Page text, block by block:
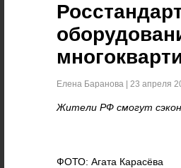
Елена Баранова | 23 апреля
Жители РФ смогут
ФОТО: Агата Карасёва